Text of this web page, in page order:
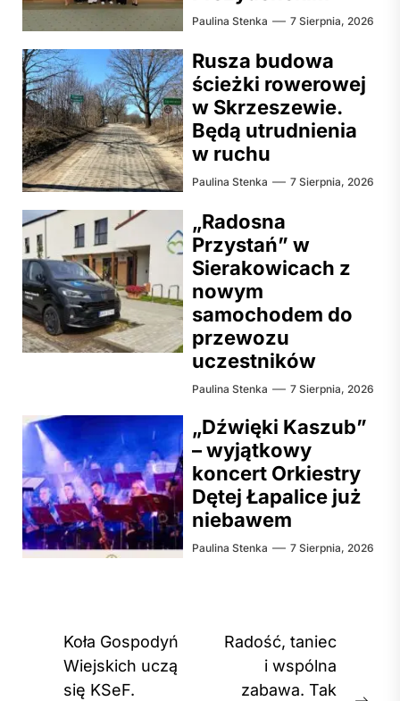
Paulina Stenka 7 Sierpnia, 2026
Rusza budowa
ścieżki rowerowej
w Skrzeszewie.
Będą utrudnienia
w ruchu
Paulina Stenka 7 Sierpnia, 2026
„Radosna
Przystań” w
Sierakowicach z
nowym
samochodem do
przewozu
uczestników
Paulina Stenka 7 Sierpnia, 2026
„Dźwięki Kaszub”
– wyjątkowy
koncert Orkiestry
Dętej Łapalice już
niebawem
Paulina Stenka 7 Sierpnia, 2026
Nawigacja
wpisu
Koła Gospodyń
Wiejskich uczą
się KSeF.
Radość, taniec
i wspólna
zabawa. Tak